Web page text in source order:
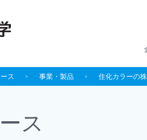
ス 事業・製品 住化カラーの
ス